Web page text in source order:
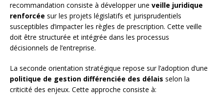
recommandation consiste à développer une veille juridique
renforcée sur les projets législatifs et jurisprudentiels
susceptibles d’impacter les règles de prescription. Cette veille
doit être structurée et intégrée dans les processus
décisionnels de l’entreprise.
La seconde orientation stratégique repose sur l’adoption d’une
politique de gestion différenciée des délais selon la
criticité des enjeux. Cette approche consiste à: